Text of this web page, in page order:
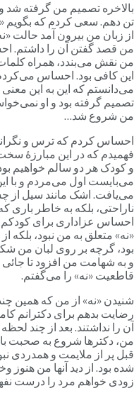
تصمیم من گرفته شد و
دهم. سعی کردم که بگویم
زبان من بیرون آمد حالت
قصد گفتن آن را داشتم.
نقش می‌بندد، همراه
کافی بود. احساس
که این به این معنی
گرفته بود و او
شروع شد…
کردم که ترس و
که در این مبارزۀ
کودک هر دو سالم خواهیم
اول می‌مردم و با
اشک مانند سیل از
بلکه به خاطر باری
عزاداری برای کودکم و
متعلق به من نبود، بلکه
گرچه بر روی لبان من
به شهامت من افزود تا جائی
«نه» را می‌گفتم.
«نه» از من که همین
بدهم برای دکترانم
را نداشتند. بعد از چند
دکترها شروع به صحبت با
پر از ملایمت و همدردی
بود. از دید آنها من هنوز
خواهم مرد را درست